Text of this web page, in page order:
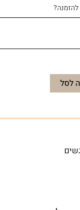
לסל